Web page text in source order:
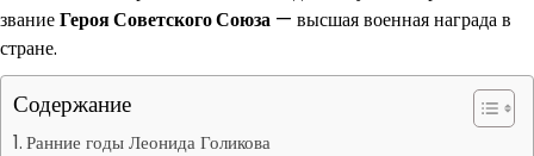
званиеГероя Советского Союза — высшая военная награда в
стране.
Содержание
Ранние годы Леонида Голикова